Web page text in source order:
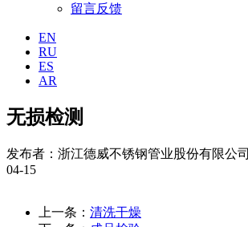
留言反馈
EN
RU
ES
AR
无损检测
发布者：浙江德威不锈钢管业股份有限公司
04-15
上一条： 清洗干燥